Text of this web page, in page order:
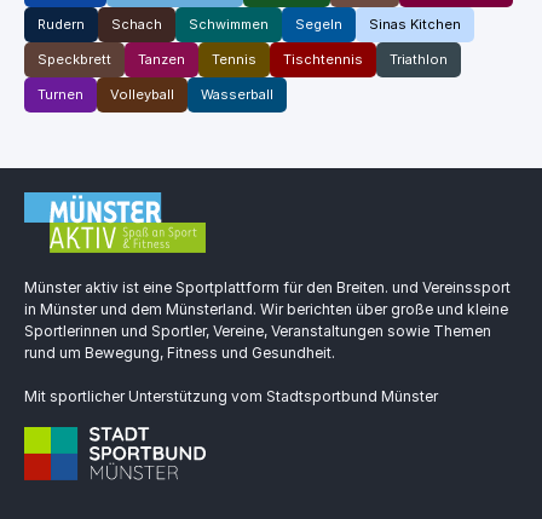
Rudern Schach Schwimmen Segeln Sinas Kitchen
Speckbrett Tanzen Tennis Tischtennis Triathlon
Turnen Volleyball Wasserball
Münster aktiv ist eine Sportplattform für den Breiten. und Vereinssport
in Münster und dem Münsterland. Wir berichten über große und kleine
Sportlerinnen und Sportler, Vereine, Veranstaltungen sowie Themen
rund um Bewegung, Fitness und Gesundheit.
Mit sportlicher Unterstützung vom Stadtsportbund Münster